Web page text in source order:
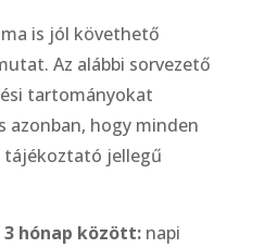
is jól követhető
Az alábbi sorvezető
tartományokat
azonban, hogy minden
tájékoztató jellegű
hónap között:napi